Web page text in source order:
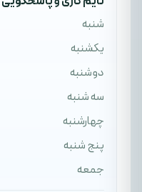
شنبه
یکشنبه
دوشنبه
سه شنبه
چهارشنبه
پنج شنبه
جمعه